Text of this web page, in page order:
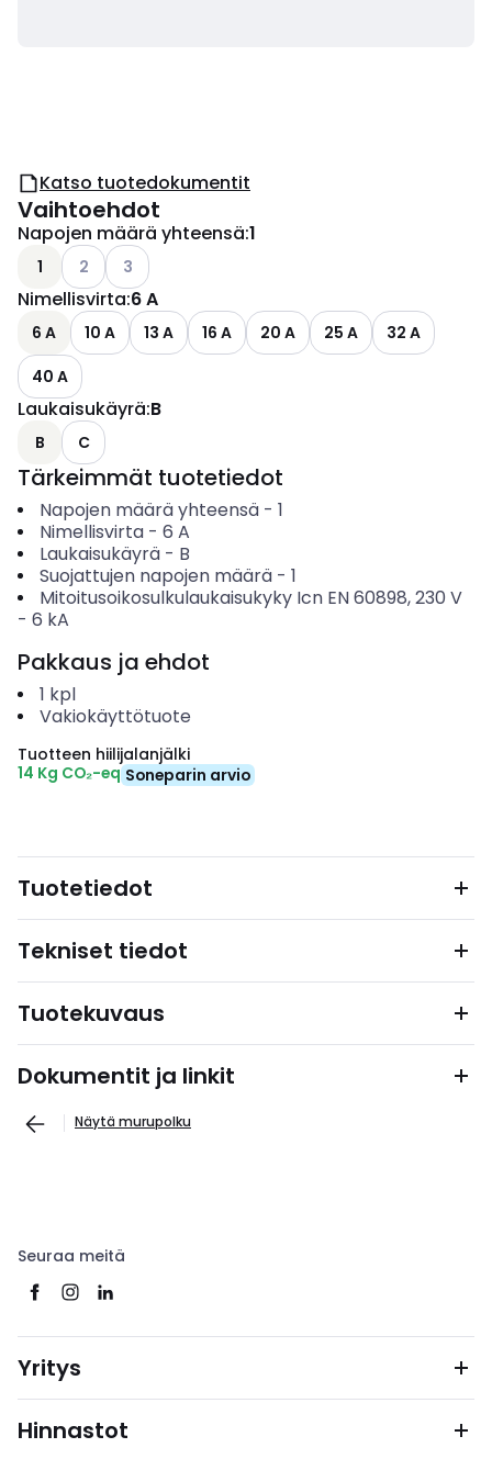
Katso tuotedokumentit
Vaihtoehdot
Napojen määrä yhteensä:1
1 Katso käytettävissä olevat vaihtoehdot
2 Katso käytettävissä olevat vaihtoehdot
3
Nimellisvirta:6 A
6 A 10 A 13 A 16 A 20 A 25 A
32 A
40 A
Laukaisukäyrä:B
B C
Tärkeimmät tuotetiedot
Napojen määrä yhteensä- 1
Nimellisvirta- 6 A
Laukaisukäyrä- B
Suojattujen napojen määrä- 1
Mitoitusoikosulkulaukaisukyky Icn EN 60898, 230 V
- 6 kA
Pakkaus ja ehdot
1 kpl
Vakiokäyttötuote
Tuotteen hiilijalanjälki
14 Kg CO₂-eq Soneparin arvio
Tuotetiedot
Tekniset tiedot
Tuotekuvaus
Dokumentit ja linkit
Näytä murupolku
Seuraa meitä
Yritys
Hinnastot